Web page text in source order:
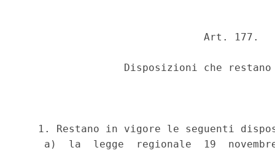
                              Art. 177.
Disposizioni che restano
1. Restano in vigore le seguenti
a)  la  legge  regionale  19